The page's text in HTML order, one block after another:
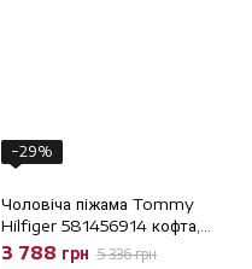
−29%
Чоловіча піжама Tommy
Hilfiger 581456914 кофта,
штани, XL
3 788 грн 5 336 грн